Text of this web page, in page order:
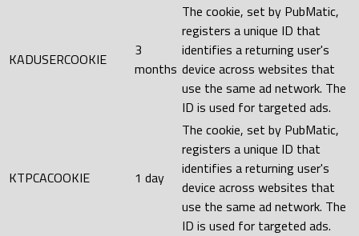
KADUSERCOOKIE
3
months
The cookie, set by PubMatic,
registers a unique ID that
identifies a returning user's
device across websites that
use the same ad network. The
ID is used for targeted ads.
KTPCACOOKIE 1 day
The cookie, set by PubMatic,
registers a unique ID that
identifies a returning user's
device across websites that
use the same ad network. The
ID is used for targeted ads.